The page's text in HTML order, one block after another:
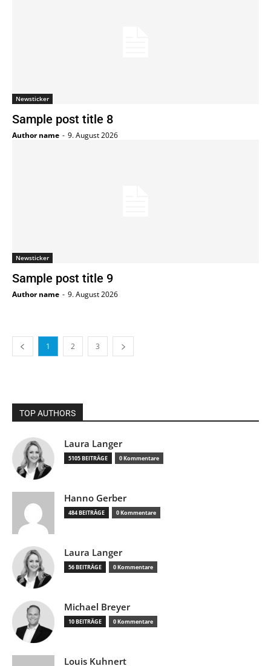
Newsticker
Sample post title 8
Author name - 9. August 2026
Newsticker
Sample post title 9
Author name - 9. August 2026
1 2 3
TOP AUTHORS
Laura Langer
5105 BEITRÄGE 0 Kommentare
Hanno Gerber
484 BEITRÄGE 0 Kommentare
Laura Langer
56 BEITRÄGE 0 Kommentare
Michael Breyer
10 BEITRÄGE 0 Kommentare
Louis Kuhnert